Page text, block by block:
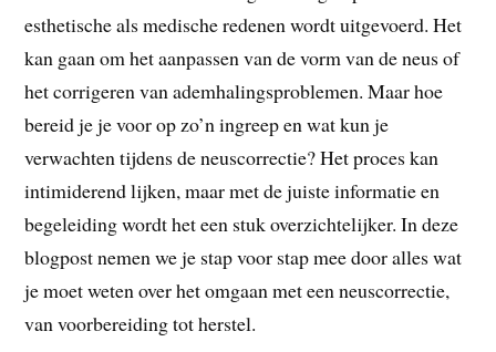
esthetische als medische redenen wordt uitgevoerd. Het
kan gaan om het aanpassen van de vorm van de neus of
het corrigeren van ademhalingsproblemen. Maar hoe
bereid je je voor op zo’n ingreep en wat kun je
verwachten tijdens de neuscorrectie? Het proces kan
intimiderend lijken, maar met de juiste informatie en
begeleiding wordt het een stuk overzichtelijker. In deze
blogpost nemen we je stap voor stap mee door alles wat
je moet weten over het omgaan met een neuscorrectie,
van voorbereiding tot herstel.